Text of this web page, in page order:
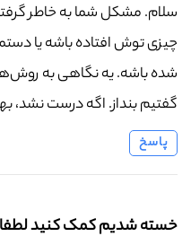
سلام. مشکل شما به خاطر
چیزی توش افتاده باشه یا
شده باشه. یه نگاهی به
گفتیم بنداز. اگه درست نشد،
پاسخ
خسته شدیم کمک کنید